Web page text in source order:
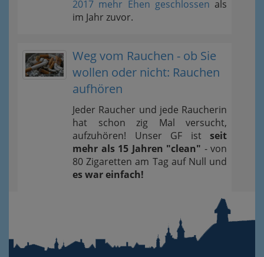
2017 mehr Ehen geschlossen als
im Jahr zuvor.
Weg vom Rauchen - ob Sie
wollen oder nicht: Rauchen
aufhören
Jeder Raucher und jede Raucherin
hat schon zig Mal versucht,
aufzuhören! Unser GF ist seit
mehr als 15 Jahren "clean" - von
80 Zigaretten am Tag auf Null und
es war einfach!